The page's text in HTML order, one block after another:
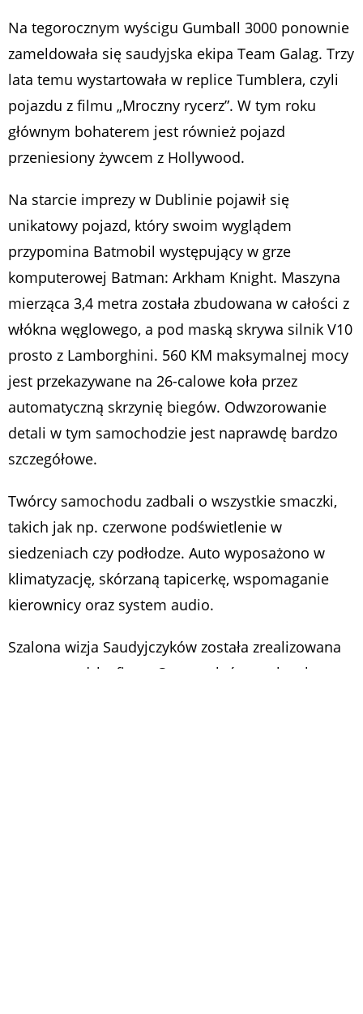
Na tegorocznym wyścigu Gumball 3000 ponownie
zameldowała się saudyjska ekipa Team Galag. Trzy
lata temu wystartowała w replice Tumblera, czyli
pojazdu z filmu „Mroczny rycerz”. W tym roku
głównym bohaterem jest również pojazd
przeniesiony żywcem z Hollywood.
Na starcie imprezy w Dublinie pojawił się
unikatowy pojazd, który swoim wyglądem
przypomina Batmobil występujący w grze
komputerowej Batman: Arkham Knight. Maszyna
mierząca 3,4 metra została zbudowana w całości z
włókna węglowego, a pod maską skrywa silnik V10
prosto z Lamborghini. 560 KM maksymalnej mocy
jest przekazywane na 26-calowe koła przez
automatyczną skrzynię biegów. Odwzorowanie
detali w tym samochodzie jest naprawdę bardzo
szczegółowe.
Twórcy samochodu zadbali o wszystkie smaczki,
takich jak np. czerwone podświetlenie w
siedzeniach czy podłodze. Auto wyposażono w
klimatyzację, skórzaną tapicerkę, wspomaganie
kierownicy oraz system audio.
Szalona wizja Saudyjczyków została zrealizowana
przez szwedzką firmę Caresto, która zasłynęła